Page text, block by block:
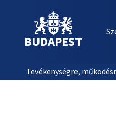
BUDAPEST
Tevékenységre,